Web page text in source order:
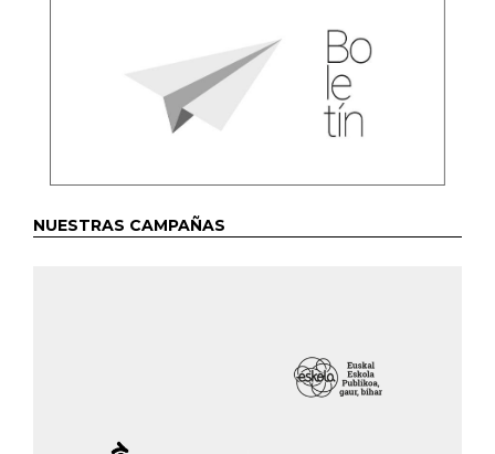
NUESTRAS CAMPAÑAS